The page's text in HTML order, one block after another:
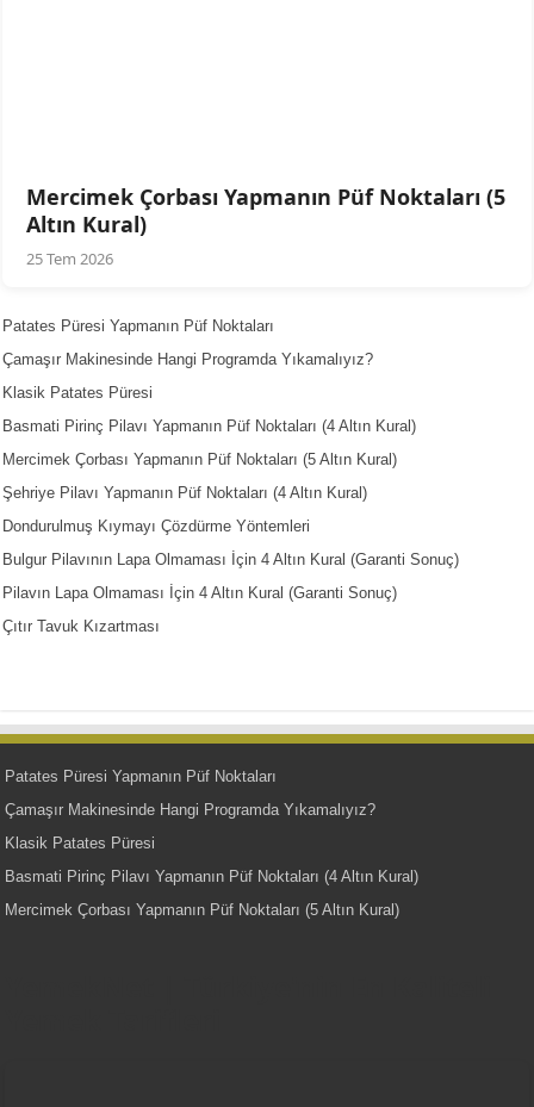
Mercimek Çorbası Yapmanın Püf Noktaları (5
Altın Kural)
25 Tem 2026
Patates Püresi Yapmanın Püf Noktaları
Çamaşır Makinesinde Hangi Programda Yıkamalıyız?
Klasik Patates Püresi
Basmati Pirinç Pilavı Yapmanın Püf Noktaları (4 Altın Kural)
Mercimek Çorbası Yapmanın Püf Noktaları (5 Altın Kural)
Şehriye Pilavı Yapmanın Püf Noktaları (4 Altın Kural)
Dondurulmuş Kıymayı Çözdürme Yöntemleri
Bulgur Pilavının Lapa Olmaması İçin 4 Altın Kural (Garanti Sonuç)
Pilavın Lapa Olmaması İçin 4 Altın Kural (Garanti Sonuç)
Çıtır Tavuk Kızartması
Patates Püresi Yapmanın Püf Noktaları
Çamaşır Makinesinde Hangi Programda Yıkamalıyız?
Klasik Patates Püresi
Basmati Pirinç Pilavı Yapmanın Püf Noktaları (4 Altın Kural)
Mercimek Çorbası Yapmanın Püf Noktaları (5 Altın Kural)